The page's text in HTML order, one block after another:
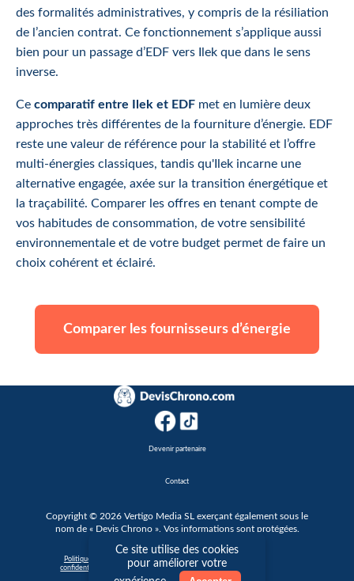
des formalités administratives, y compris de la résiliation
de l’ancien contrat. Ce fonctionnement s’applique aussi
bien pour un passage d’EDF vers Ilek que dans le sens
inverse.
Ce comparatif entre Ilek et EDF met en lumière deux
approches très différentes de la fourniture d’énergie. EDF
reste une valeur de référence pour la stabilité et l’offre
multi-énergies classiques, tandis qu'Ilek incarne une
alternative engagée, axée sur la transition énergétique et
la traçabilité. Comparer les offres en tenant compte de
vos habitudes de consommation, de votre sensibilité
environnementale et de votre budget permet de faire un
choix cohérent et éclairé.
Comparer les fournisseurs d’énergie
Ce site utilise des cookies
pour améliorer votre
Devenir partenaire
Contact
Copyright © 2026 Vertigo Media SL exerçant également sous le
nom de « Devis Chrono ». Vos informations sont protégées.
Politique de
confidentialité
Conditions générales
d'utilisation